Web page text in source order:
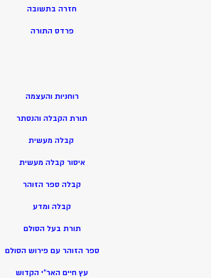
חזרה בתשובה
פרדס התורה
רוחניות והעצמה
תורת הקבלה והנסתר
קבלה מעשית
איסור קבלה מעשית
קבלה ספר הזוהר
קבלה ומדע
תורת בעל הסולם
ספר הזוהר עם פירוש הסולם
עץ חיים האר”י הקדוש